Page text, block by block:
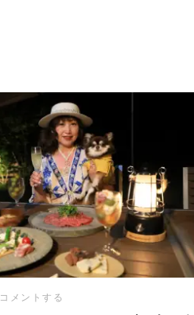
コメントする